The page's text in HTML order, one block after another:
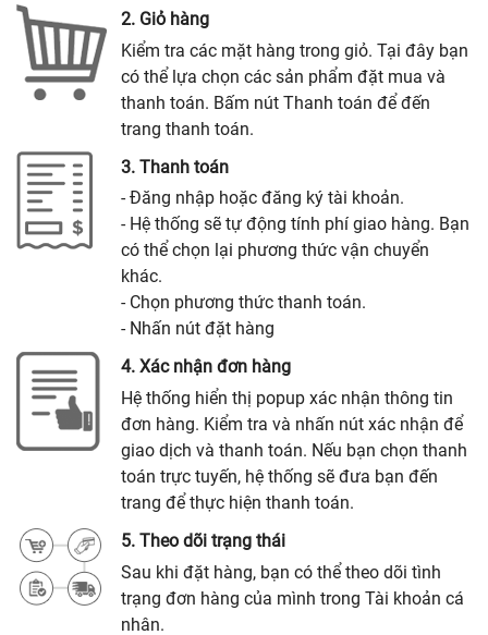
2. Giỏ hàng
Kiểm tra các mặt hàng trong giỏ. Tại đây bạn
có thể lựa chọn các sản phẩm đặt mua và
thanh toán. Bấm nút Thanh toán để đến
trang thanh toán.
3. Thanh toán
- Đăng nhập hoặc đăng ký tài khoản.
- Hệ thống sẽ tự động tính phí giao hàng. Bạn
có thể chọn lại phương thức vận chuyển
khác.
- Chọn phương thức thanh toán.
- Nhấn nút đặt hàng
4. Xác nhận đơn hàng
Hệ thống hiển thị popup xác nhận thông tin
đơn hàng. Kiểm tra và nhấn nút xác nhận để
giao dịch và thanh toán. Nếu bạn chọn thanh
toán trực tuyến, hệ thống sẽ đưa bạn đến
trang để thực hiện thanh toán.
5. Theo dõi trạng thái
Sau khi đặt hàng, bạn có thể theo dõi tình
trạng đơn hàng của mình trong Tài khoản cá
nhân.